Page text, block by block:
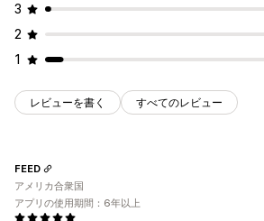
3
2
1
レビューを書く すべてのレビュー
FEED
アメリカ合衆国
アプリの使用期間：6年以上